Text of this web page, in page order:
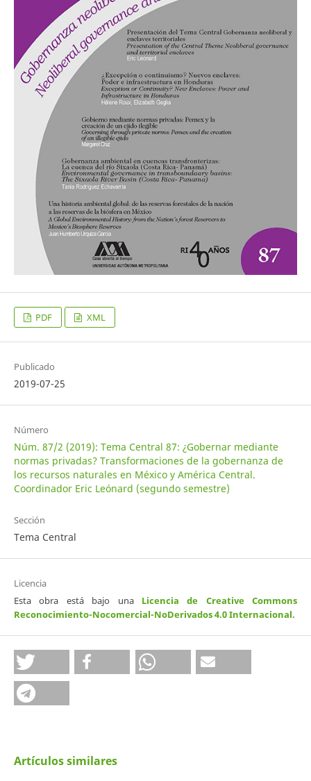
PDF XML
Publicado
2019-07-25
Número
Núm. 87/2 (2019): Tema Central 87: ¿Gobernar mediante
normas privadas? Transformaciones de la gobernanza de
los recursos naturales en México y América Central.
Coordinador Eric Leónard (segundo semestre)
Sección
Tema Central
Licencia
Esta obra está bajo una Licencia de Creative Commons
Reconocimiento-Nocomercial-NoDerivados 4.0 Internacional.
Artículos similares